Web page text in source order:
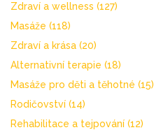
Zdraví a wellness (127)
Masáže (118)
Zdraví a krása (20)
Alternativní terapie (18)
Masáže pro děti a těhotné (15)
Rodičovství (14)
Rehabilitace a tejpování (12)